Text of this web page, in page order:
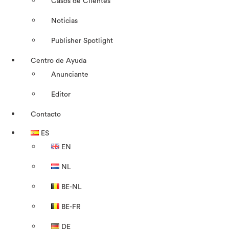
Noticias
Publisher Spotlight
Centro de Ayuda
Anunciante
Editor
Contacto
ES
EN
NL
BE-NL
BE-FR
DE